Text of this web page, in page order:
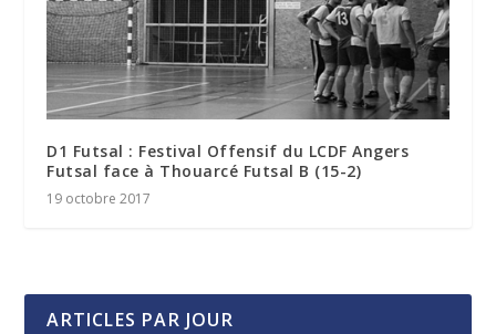
D1 Futsal : Festival Offensif du LCDF Angers
Futsal face à Thouarcé Futsal B (15-2)
19 octobre 2017
ARTICLES PAR JOUR